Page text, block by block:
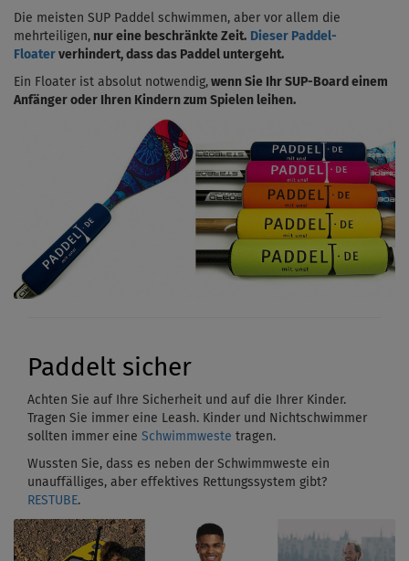
Die meisten SUP Paddel schwimmen, aber vor allem die
mehrteiligen, nur eine beschränkte Zeit. Dieser Paddel-
Floater verhindert, dass das Paddel untergeht.
Ein Floater ist absolut notwendig, wenn Sie Ihr SUP-Board einem
Anfänger oder Ihren Kindern zum Spielen leihen.
Paddelt sicher
Achten Sie auf Ihre Sicherheit und auf die Ihrer Kinder.
Tragen Sie immer eine Leash. Kinder und Nichtschwimmer
sollten immer eine Schwimmweste tragen.
Wussten Sie, dass es neben der Schwimmweste ein
unauffälliges, aber effektives Rettungssystem gibt?
RESTUBE.